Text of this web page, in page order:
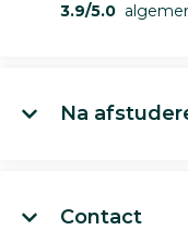
3.9/5.0
Na
Contact